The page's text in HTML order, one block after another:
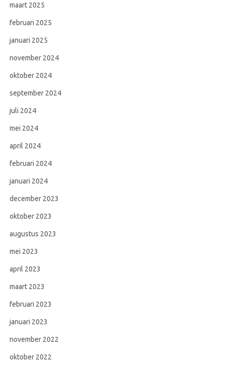
maart 2025
februari 2025
januari 2025
november 2024
oktober 2024
september 2024
juli 2024
mei 2024
april 2024
februari 2024
januari 2024
december 2023
oktober 2023
augustus 2023
mei 2023
april 2023
maart 2023
februari 2023
januari 2023
november 2022
oktober 2022